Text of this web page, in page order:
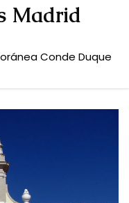
Madrid
Conde Duque